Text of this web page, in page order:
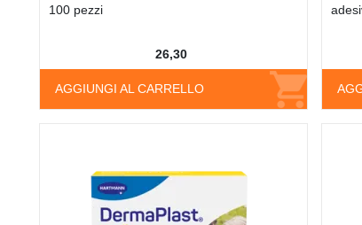
100 pezzi
AGGIUNGI AL CARRELLO
26,30